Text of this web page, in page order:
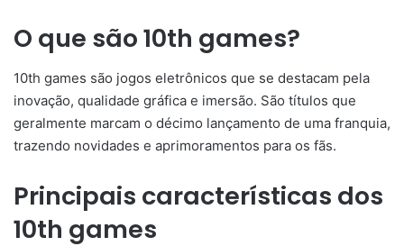
O que são 10th games?
10th games são jogos eletrônicos que se destacam pela
inovação, qualidade gráfica e imersão. São títulos que
geralmente marcam o décimo lançamento de uma franquia,
trazendo novidades e aprimoramentos para os fãs.
Principais características dos
10th games